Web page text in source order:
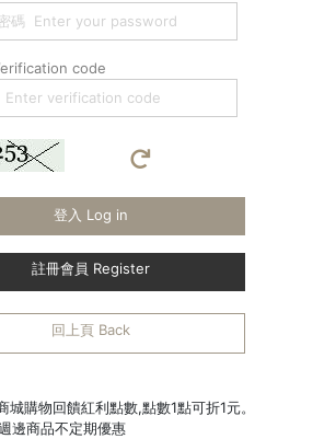
code
登入 Log in
註冊會員 Register
回上頁 Back
城購物回饋紅利點數,點數1點可折1元。
邊商品不定期優惠